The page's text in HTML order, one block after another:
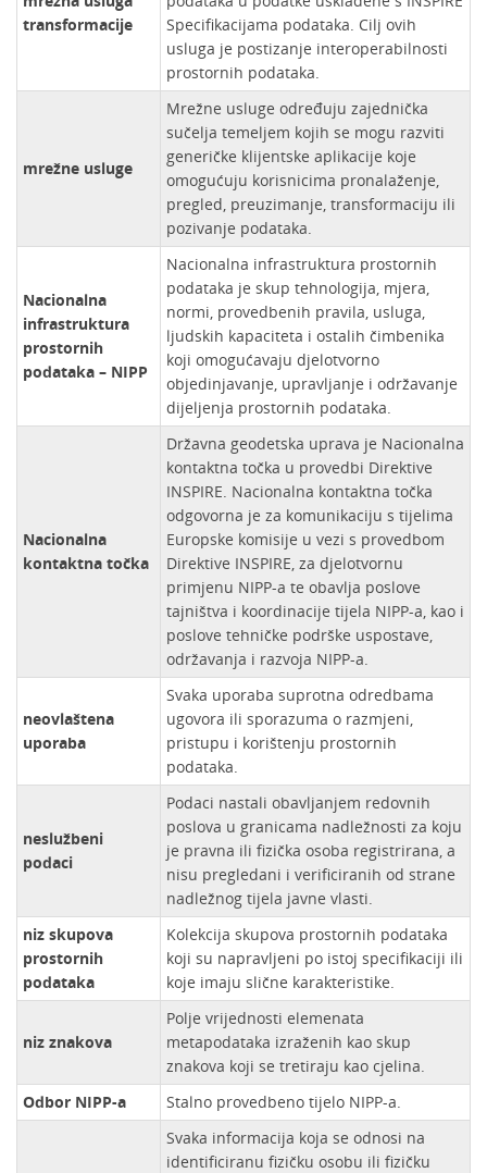
transformacije
Specifikacijama podataka. Cilj ovih
usluga je postizanje interoperabilnosti
prostornih podataka.
mrežne usluge
Mrežne usluge određuju zajednička
sučelja temeljem kojih se mogu razviti
generičke klijentske aplikacije koje
omogućuju korisnicima pronalaženje,
pregled, preuzimanje, transformaciju ili
pozivanje podataka.
Nacionalna
infrastruktura
prostornih
podataka – NIPP
Nacionalna infrastruktura prostornih
podataka je skup tehnologija, mjera,
normi, provedbenih pravila, usluga,
ljudskih kapaciteta i ostalih čimbenika
koji omogućavaju djelotvorno
objedinjavanje, upravljanje i održavanje
dijeljenja prostornih podataka.
Nacionalna
kontaktna točka
Državna geodetska uprava je Nacionalna
kontaktna točka u provedbi Direktive
INSPIRE. Nacionalna kontaktna točka
odgovorna je za komunikaciju s tijelima
Europske komisije u vezi s provedbom
Direktive INSPIRE, za djelotvornu
primjenu NIPP-a te obavlja poslove
tajništva i koordinacije tijela NIPP-a, kao i
poslove tehničke podrške uspostave,
održavanja i razvoja NIPP-a.
neovlaštena
uporaba
Svaka uporaba suprotna odredbama
ugovora ili sporazuma o razmjeni,
pristupu i korištenju prostornih
podataka.
neslužbeni
podaci
Podaci nastali obavljanjem redovnih
poslova u granicama nadležnosti za koju
je pravna ili fizička osoba registrirana, a
nisu pregledani i verificiranih od strane
nadležnog tijela javne vlasti.
niz skupova
prostornih
podataka
Kolekcija skupova prostornih podataka
koji su napravljeni po istoj specifikaciji ili
koje imaju slične karakteristike.
niz znakova
Polje vrijednosti elemenata
metapodataka izraženih kao skup
znakova koji se tretiraju kao cjelina.
Odbor NIPP-a
Stalno provedbeno tijelo NIPP-a.
Svaka informacija koja se odnosi na
identificiranu fizičku osobu ili fizičku